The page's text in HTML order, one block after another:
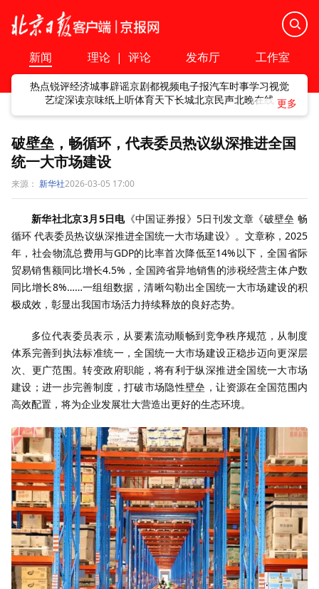
新闻 理论 | 评论 发布厅 工作室
热点锐评经济城事辟谣京剧都视频电子报汽车时事学习视觉
艺绽深读京味纸上听体育天下长城北京民声北晚在线
破壁垒，畅循环，代表委员热议纵深推进全国
统一大市场建设
来源： 新华社2026-03-05 17:00
新华社北京3月5日电《中国证券报》5日刊发文章《破壁垒 畅
循环 代表委员热议纵深推进全国统一大市场建设》。文章称，2025
年，社会物流总费用与GDP的比率首次降低至14%以下，全国省际
贸易销售额同比增长4.5%，全国跨省异地销售的涉税经营主体户数
同比增长8%……一组组数据，清晰勾勒出全国统一大市场建设的积
极成效，彰显出我国市场活力持续释放的良好态势。
多位代表委员表示，从要素流动顺畅到竞争秩序规范，从制度
体系完善到执法标准统一，全国统一大市场建设正稳步迈向更深层
次、更广范围。转变政府职能，将有利于纵深推进全国统一大市场
建设；进一步完善制度，打破市场隐性壁垒，让资源在全国范围内
高效配置，将为企业发展壮大营造出更好的生态环境。